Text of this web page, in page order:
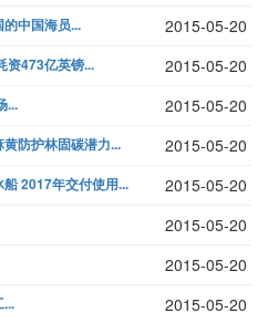
中国海员... 2015-05-20
资473亿英镑... 2015-05-20
... 2015-05-20
防护林固碳潜力... 2015-05-20
2017年交付使用... 2015-05-20
2015-05-20
2015-05-20
... 2015-05-20